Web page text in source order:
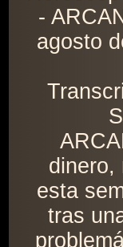
-
agosto
dinero,
esta
tras